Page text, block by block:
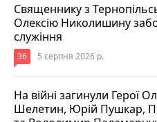
Священнику з
Олексію Николишину
служіння
36 5 серпня 2026 р.
На війні загинули Герої
Шелетин, Юрій Пушкар,